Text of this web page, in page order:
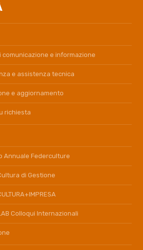
comunicazione e informazione
e assistenza tecnica
e aggiornamento
richiesta
Annuale Federculture
di Gestione
Colloqui Internazionali